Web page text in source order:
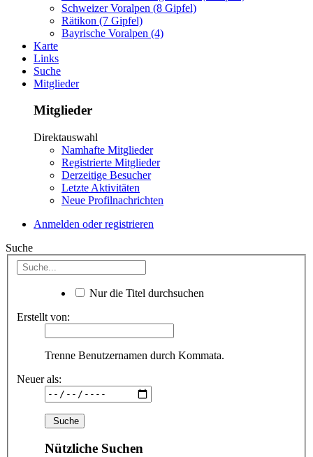
Schweizer Voralpen (8 Gipfel)
Rätikon (7 Gipfel)
Bayrische Voralpen (4)
Karte
Links
Suche
Mitglieder
Mitglieder
Direktauswahl
Namhafte Mitglieder
Registrierte Mitglieder
Derzeitige Besucher
Letzte Aktivitäten
Neue Profilnachrichten
Anmelden oder registrieren
Suche
Nur die Titel durchsuchen
Erstellt von:
Trenne Benutzernamen durch Kommata.
Neuer als:
Nützliche Suchen